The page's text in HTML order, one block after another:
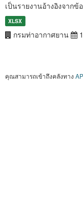
เป็นรายงานอ้างอิงจาก
XLSX
กรมท่าอากาศยาน
คุณสามารถเข้าถึงคลังทาง